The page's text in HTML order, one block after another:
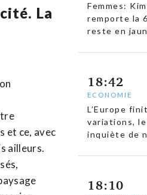
La
et ce, avec
ailleurs.
Femmes:
remporte la
reste en
18:42
ECONOMIE
L’Europe
variations,
inquiète de
18:10